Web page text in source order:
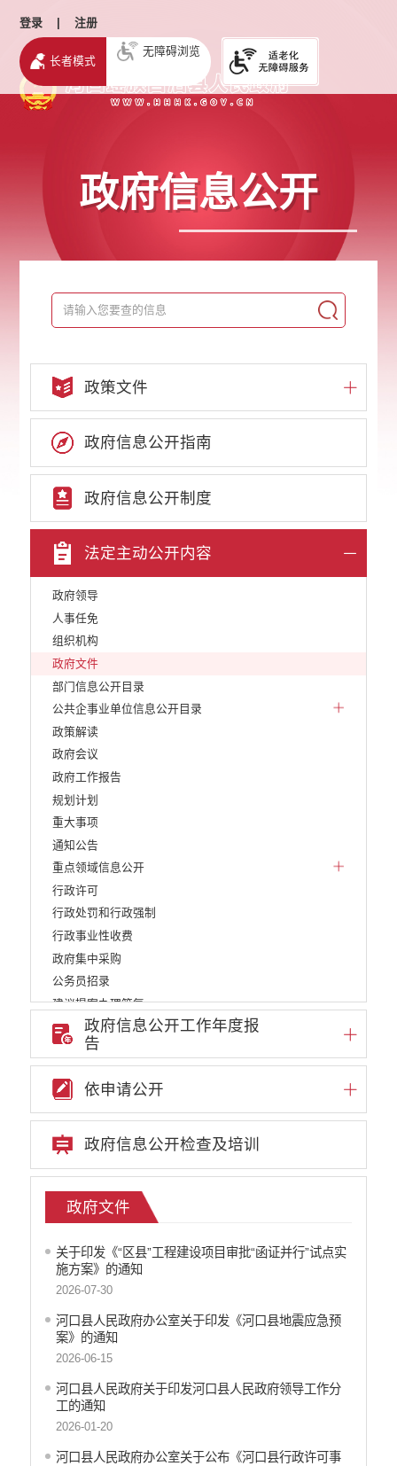
登录 | 注册
长者模式
无障碍浏览
政府信息公开
政策文件
政府信息公开指南
政府信息公开制度
法定主动公开内容
政府领导
人事任免
组织机构
政府文件
部门信息公开目录
公共企事业单位信息公开目录
政策解读
政府会议
政府工作报告
规划计划
重大事项
通知公告
重点领域信息公开
行政许可
行政处罚和行政强制
行政事业性收费
政府集中采购
公务员招录
建议提案办理答复
减税降费
重大决策
维稳就业
乡村振兴
养老服务
医疗卫生
统计信息
公共文化服务
食品药品监管
产品质量
社会救助
涉农补贴
应急预案
安全生产
政府信息公开工作年度报
告
依申请公开
政府信息公开检查及培训
政府文件
关于印发《“区县”工程建设项目审批“函证并行”试点实
施方案》的通知
2026-07-30
河口县人民政府办公室关于印发《河口县地震应急预
案》的通知
2026-06-15
河口县人民政府关于印发河口县人民政府领导工作分
工的通知
2026-01-20
河口县人民政府办公室关于公布《河口县行政许可事